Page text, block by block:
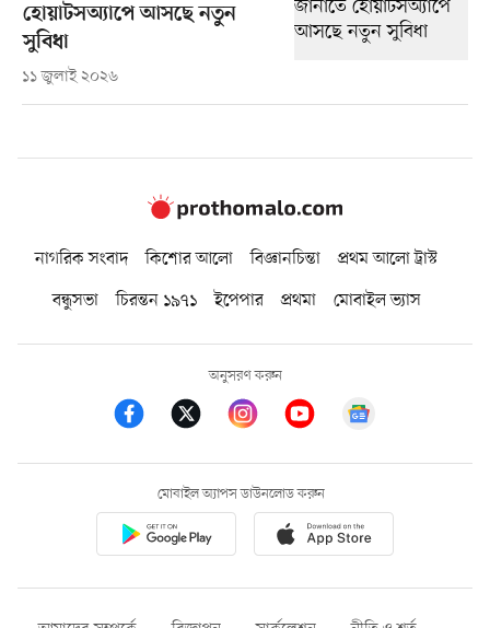
হোয়াটসঅ্যাপে আসছে নতুন
সুবিধা
১১ জুলাই ২০২৬
নাগরিক সংবাদ কিশোর আলো বিজ্ঞানচিন্তা
প্রথম আলো ট্রাস্ট
বন্ধুসভা
চিরন্তন ১৯৭১ ইপেপার প্রথমা মোবাইল ভ্যাস
অনুসরণ করুন
মোবাইল অ্যাপস ডাউনলোড করুন